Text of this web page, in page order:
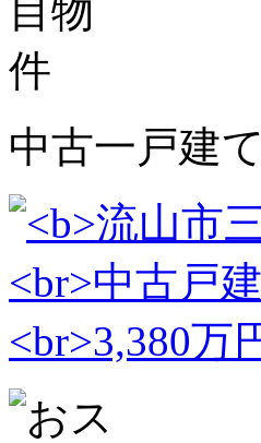
中古一戸建て